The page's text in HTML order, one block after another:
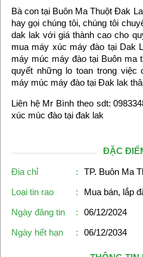
Bà con tại Buôn Ma Thuột Đak
hay gọi chúng tôi, chúng tôi
dak lak với giá thành cao cho
mua máy xúc máy đào tại Dak
máy múc máy đào tại Buôn ma
quyết những lo toan trong
máy múc máy đào tại Đak lak
Liên hệ Mr Bình theo sdt:
xúc múc đào tại đak lak
ĐẶC
Địa chỉ :
TP. Buôn Ma
Loại tin rao
:
Mua bán, lắp
Ngày đăng tin
:
06/12/2024
Ngày hết hạn
: 06/12/2034